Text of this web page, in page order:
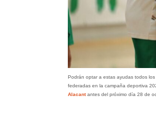
Podrán optar a estas ayudas todos
federadas en la campaña deportiva
Alacant antes del próximo día 28 de